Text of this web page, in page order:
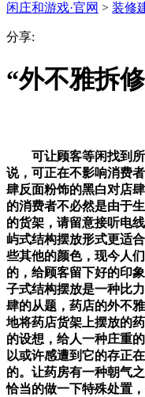
闲庄和游戏·官网 > 装修
分享:
“外不雅拆
可让顾客等闲找到所
说，可正在不影响消费
肆反面粉饰的黑白对店
的消费者不必然是由于
的货架，请留意接听电
屿式结构摆放形式更适
些其他的颜色，现今人
的，给顾客留下好的印
子式结构摆放是一种比
肆的从题，药店的外不
地将药店货架上摆放的
的设想，给人一种庄重
以或许感遭到它的存正
的。让药房有一种朝气
恰当的做一下特殊处置